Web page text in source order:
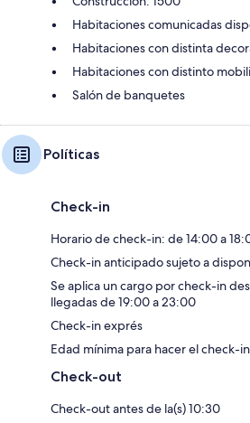
Habitaciones comunicadas
Habitaciones con distinta
Habitaciones con distinto
Salón de banquetes
Políticas
Check-in
Horario de check-in: de 14:00 a
Check-in anticipado sujeto a
Se aplica un cargo por check-in
llegadas de 19:00 a 23:00
Check-in exprés
Edad mínima para hacer el check-
Check-out
Check-out antes de la(s) 10:30